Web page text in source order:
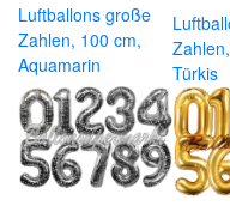
Luftballons große
Zahlen, 100 cm,
Aquamarin
Türkis